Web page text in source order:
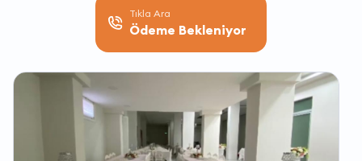
Tıkla Ara
Ödeme Bekleniyor